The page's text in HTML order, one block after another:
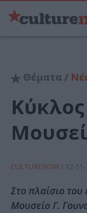
Θέματα /
CULTURENOW / 12-
Στο πλαίσιο
Μουσείο Γ.